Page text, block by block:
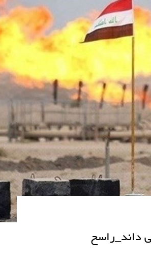
داند_راسخ